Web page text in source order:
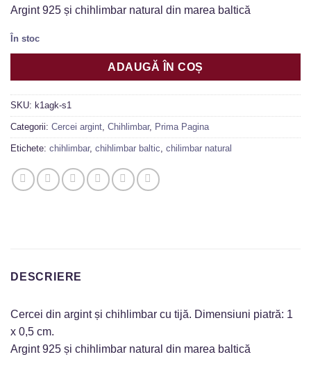
Argint 925 și chihlimbar natural din marea baltică
În stoc
ADAUGĂ ÎN COȘ
SKU: k1agk-s1
Categorii: Cercei argint, Chihlimbar, Prima Pagina
Etichete: chihlimbar, chihlimbar baltic, chilimbar natural
DESCRIERE
Cercei din argint și chihlimbar cu tijă. Dimensiuni piatră: 1
x 0,5 cm.
Argint 925 și chihlimbar natural din marea baltică